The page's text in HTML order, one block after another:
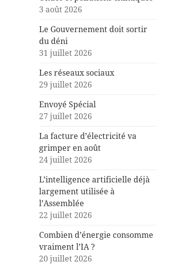
3 août 2026
Le Gouvernement doit sortir
du déni
31 juillet 2026
Les réseaux sociaux
29 juillet 2026
Envoyé Spécial
27 juillet 2026
La facture d’électricité va
grimper en août
24 juillet 2026
L’intelligence artificielle déjà
largement utilisée à
l’Assemblée
22 juillet 2026
Combien d’énergie consomme
vraiment l’IA ?
20 juillet 2026